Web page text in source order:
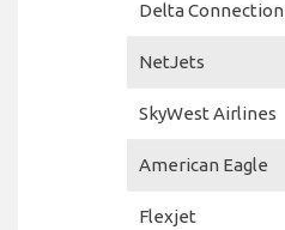
Delta Connection
NetJets
SkyWest Airlines
American Eagle
Flexjet